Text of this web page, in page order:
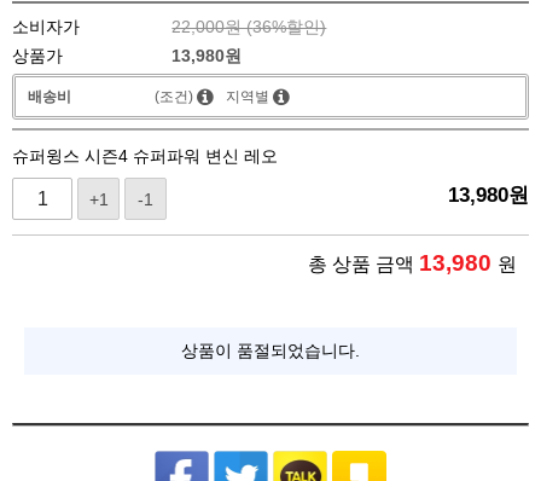
소비자가 22,000원 (36%할인)
상품가
13,980원
배송비 (조건) 지역별
슈퍼윙스 시즌4 슈퍼파워 변신 레오
+1 -1 13,980원
총 상품 금액 13,980 원
상품이 품절되었습니다.